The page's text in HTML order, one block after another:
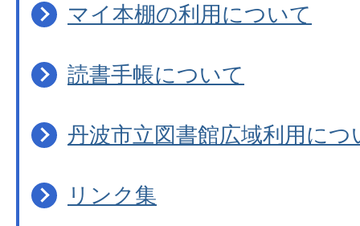
マイ本棚の利用について
読書手帳について
丹波市立図書館広域利用につ
リンク集